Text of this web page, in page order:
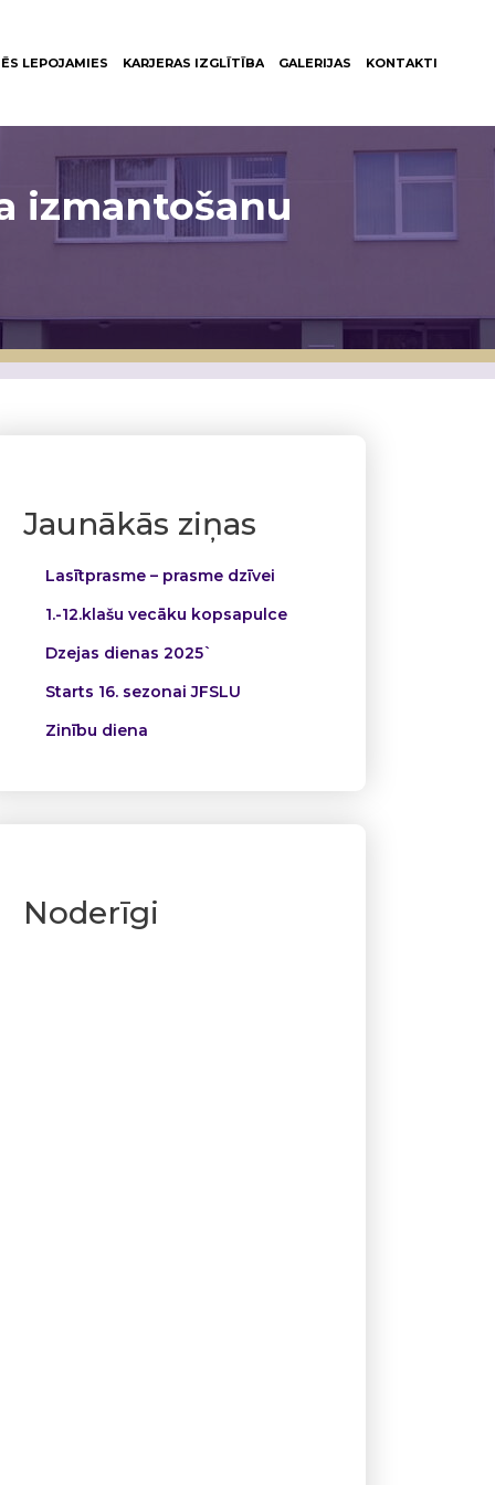
LEPOJAMIES KARJERAS IZGLĪTĪBA GALERIJAS KONTAKTI
izmantošanu
Jaunākās ziņas
Lasītprasme – prasme dzīvei
1.-12.klašu vecāku kopsapulce
Dzejas dienas 2025`
Starts 16. sezonai JFSLU
Zinību diena
Noderīgi